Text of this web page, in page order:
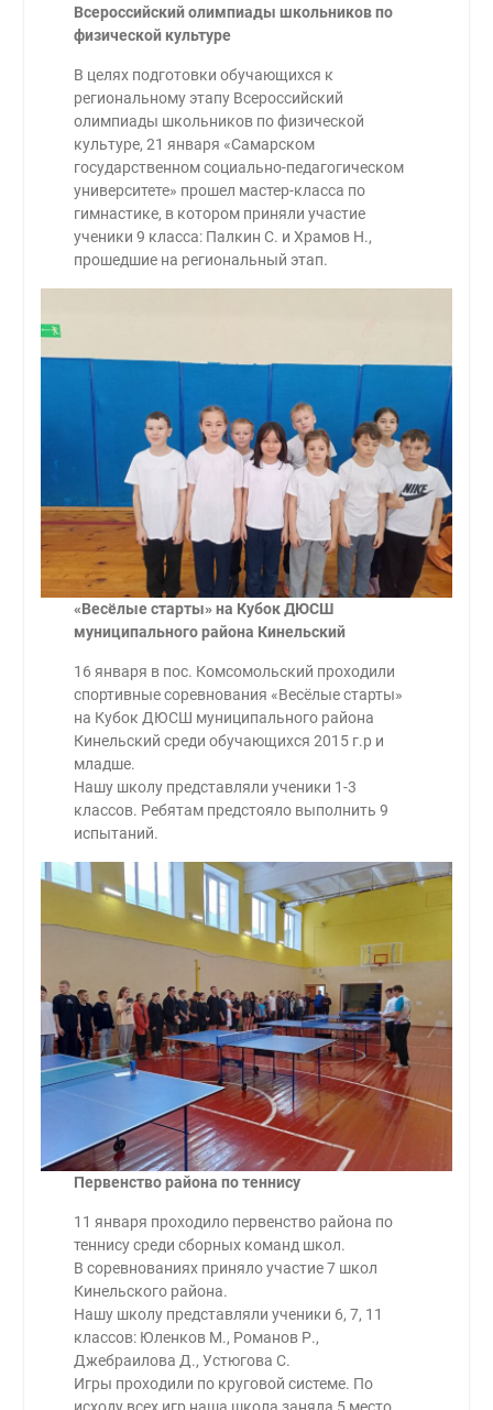
Всероссийский олимпиады школьников по
физической культуре
В целях подготовки обучающихся к
региональному этапу Всероссийский
олимпиады школьников по физической
культуре, 21 января «Самарском
государственном социально-педагогическом
университете» прошел мастер-класса по
гимнастике, в котором приняли участие
ученики 9 класса: Палкин С. и Храмов Н.,
прошедшие на региональный этап.
«Весёлые старты» на Кубок ДЮСШ
муниципального района Кинельский
16 января в пос. Комсомольский проходили
спортивные соревнования «Весёлые старты»
на Кубок ДЮСШ муниципального района
Кинельский среди обучающихся 2015 г.р и
младше.
Нашу школу представляли ученики 1-3
классов. Ребятам предстояло выполнить 9
испытаний.
Первенство района по теннису
11 января проходило первенство района по
теннису среди сборных команд школ.
В соревнованиях приняло участие 7 школ
Кинельского района.
Нашу школу представляли ученики 6, 7, 11
классов: Юленков М., Романов Р.,
Джебраилова Д., Устюгова С.
Игры проходили по круговой системе. По